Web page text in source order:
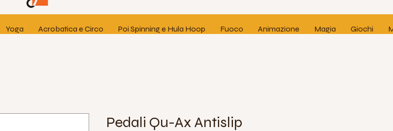
Yoga Acrobatica e Circo Poi Spinning e Hula Hoop Fuoco Animazione Magia Giochi
Pedali Qu-Ax Antislip